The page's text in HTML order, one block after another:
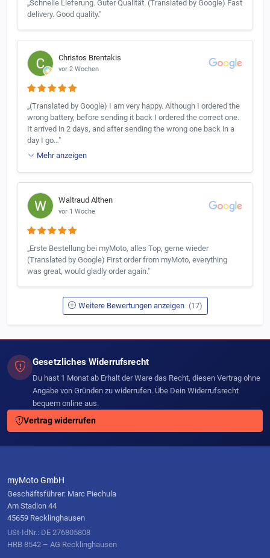
„Schnelle Lieferung. Guter Qualität. (Translated by Google) Fast
delivery. Good quality."
Christos Brentakis
vor 2 Wochen
„(Translated by Google) I am very happy. Although I ordered the
wrong battery, before sending it back I ordered the correct one.
It arrived in 2 days, and after sending the wrong one back in a
day I go…"
Mehr anzeigen
Waltraud Althen
vor 1 Woche
„Erste Bestellung bei myMoto, alles Top, gerne wieder
(Translated by Google) First order from myMoto, everything
was great, would gladly order again."
Weitere Bewertungen anzeigen (17)
Gesetzliches Widerrufsrecht
Du hast 1 Monat ab Erhalt der Ware das Recht, diesen Vertrag ohne
Angabe von Gründen zu widerrufen. Übe Dein Widerrufsrecht
bequem online aus.
Vertrag widerrufen
myMoto GmbH
Geschäftsführer: Marc Piechula
Am Stadion 44
45659 Recklinghausen
USt-IdNr.: DE 276805808
HRB 8542 – AG Recklinghausen